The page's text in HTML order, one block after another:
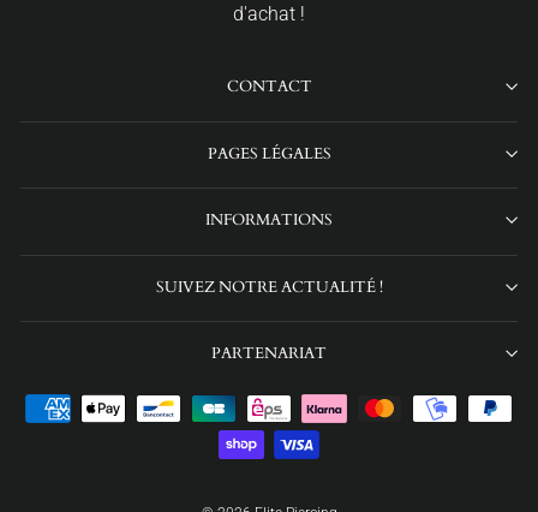
d'achat !
CONTACT
PAGES LÉGALES
INFORMATIONS
SUIVEZ NOTRE ACTUALITÉ !
PARTENARIAT